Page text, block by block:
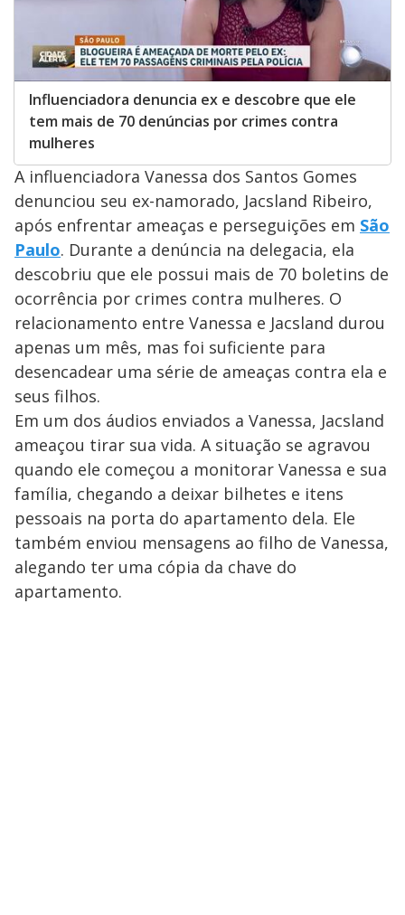
Influenciadora denuncia ex e descobre que ele
tem mais de 70 denúncias por crimes contra
mulheres
A influenciadora Vanessa dos Santos Gomes
denunciou seu ex-namorado, Jacsland Ribeiro,
após enfrentar ameaças e perseguições em São
Paulo. Durante a denúncia na delegacia, ela
descobriu que ele possui mais de 70 boletins de
ocorrência por crimes contra mulheres. O
relacionamento entre Vanessa e Jacsland durou
apenas um mês, mas foi suficiente para
desencadear uma série de ameaças contra ela e
seus filhos.
Em um dos áudios enviados a Vanessa, Jacsland
ameaçou tirar sua vida. A situação se agravou
quando ele começou a monitorar Vanessa e sua
família, chegando a deixar bilhetes e itens
pessoais na porta do apartamento dela. Ele
também enviou mensagens ao filho de Vanessa,
alegando ter uma cópia da chave do
apartamento.